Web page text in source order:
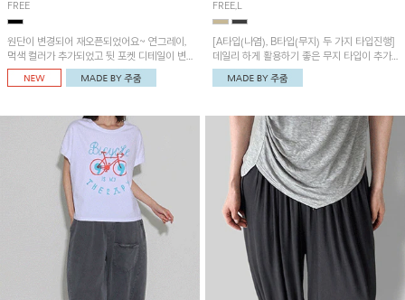
FREE
원단이 변경되어 재오픈되었어요~ 연그레이,
먹색 컬러가 추가되었고 뒷 포켓 디테일이 변
경되었습니다~가볍고 시원하게 착용되는 배
기통팬츠! 허리밴딩과 여유로운 통으로 편안해
FREE,L
[A타입(나염), B타입(무지) 두 가지 타입진행]
데일리 하게 활용하기 좋은 무지 타입이 추가
되었어요~ 볼륨감 있는 항아리핏 실루엣이 유
니크하며 포켓디테일이 POINT!